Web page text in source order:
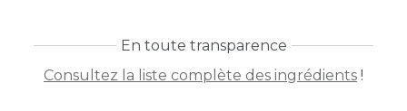
En toute transparence
Consultez la liste complète des ingrédients !